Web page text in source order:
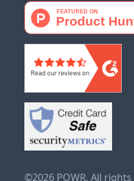
©2026 POWR. All rights